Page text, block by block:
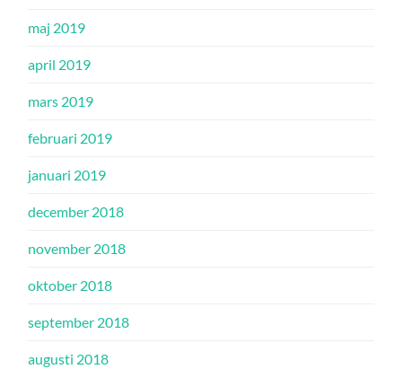
maj 2019
april 2019
mars 2019
februari 2019
januari 2019
december 2018
november 2018
oktober 2018
september 2018
augusti 2018